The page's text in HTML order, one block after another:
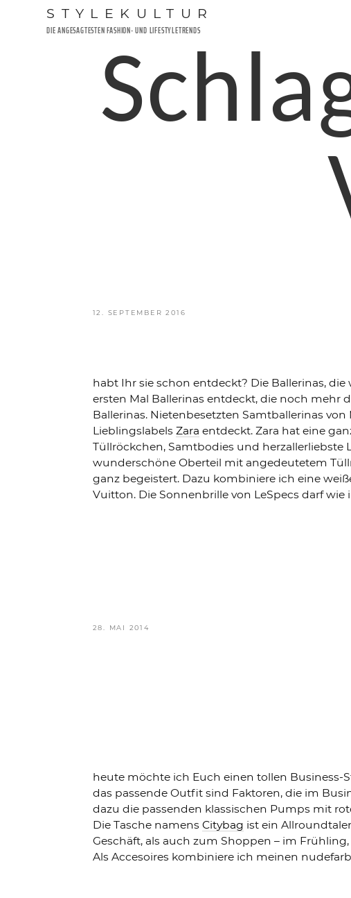
STYLEKULTUR
DIE ANGESAGTESTEN FASHION- UND LIFESTYLETRENDS
VERÖFFENTLICHT
12. SEPTEMBER 2016
habt Ihr sie schon entdeckt? Die Ballerinas,
ersten Mal Ballerinas entdeckt, die noch mehr
Ballerinas. Nietenbesetzten Samtballerinas
Lieblingslabels Zara entdeckt. Zara hat eine
Tüllröckchen, Samtbodies und
wunderschöne Oberteil mit angedeutetem
ganz begeistert. Dazu kombiniere ich eine
Vuitton. Die Sonnenbrille von LeSpecs darf
VERÖFFENTLICHT
28. MAI 2014
heute möchte ich Euch einen tollen Business-
das passende Outfit sind Faktoren, die im
dazu die passenden klassischen Pumps mit
Die Tasche namens Citybag ist ein
Geschäft, als auch zum Shoppen – im
Als Accesoires kombiniere ich meinen